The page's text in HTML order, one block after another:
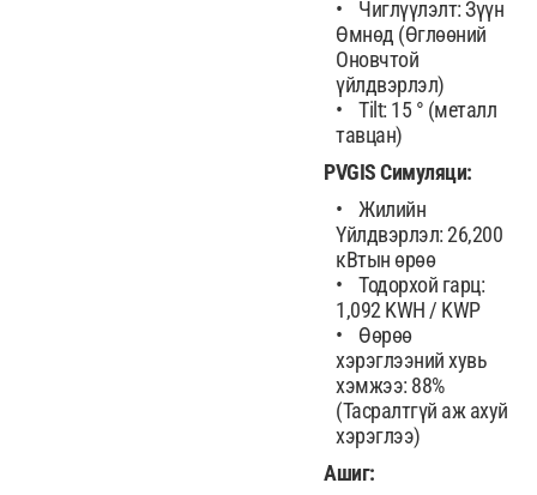
Чиглүүлэлт: Зүүн
Өмнөд (Өглөөний
Оновчтой
үйлдвэрлэл)
Tilt: 15 ° (металл
тавцан)
PVGIS Симуляци:
Жилийн
Үйлдвэрлэл: 26,200
кВтын өрөө
Тодорхой гарц:
1,092 KWH / KWP
Өөрөө
хэрэглээний хувь
хэмжээ: 88%
(Тасралтгүй аж ахуй
хэрэглээ)
Ашиг: